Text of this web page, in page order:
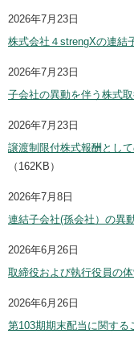
2026年7月23日
株式会社４strengXの連結
2026年7月23日
子会社の異動を伴う株式
2026年7月23日
譲渡制限付株式報酬とし
（162KB）
2026年7月8日
連結子会社(孫会社）の異
2026年6月26日
取締役および執行役員の
2026年6月26日
第103期期末配当に関する